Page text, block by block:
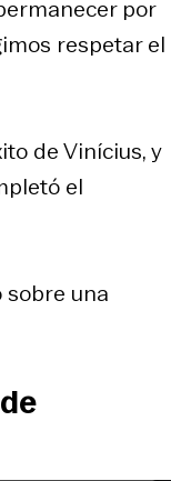
por
respetar el
de Vinícius, y
el
una